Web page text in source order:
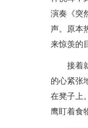
演奏《突
声。原本
来惊羡的
接着
的心紧张
在凳子上
鹰盯着食